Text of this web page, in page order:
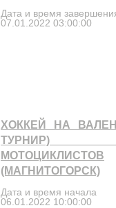
Дата и время
07.01.2022 03:00:00
ХОККЕЙ НА
ТУРНИР)
МОТОЦИКЛИСТОВ
(МАГНИТОГОРСК)
Дата и время начала
06.01.2022 10:00:00